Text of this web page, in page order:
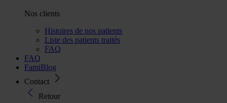
Nos clients
Histoires de nos patients
Liste des patients traités
FAQ
FAQ
FamiBlog
Contact
Retour